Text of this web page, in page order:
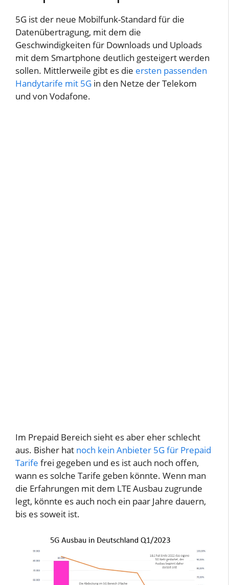
5G ist der neue Mobilfunk-Standard für die
Datenübertragung, mit dem die
Geschwindigkeiten für Downloads und Uploads
mit dem Smartphone deutlich gesteigert werden
sollen. Mittlerweile gibt es die ersten passenden
Handytarife mit 5G in den Netze der Telekom
und von Vodafone.
Im Prepaid Bereich sieht es aber eher schlecht
aus. Bisher hat noch kein Anbieter 5G für Prepaid
Tarife frei gegeben und es ist auch noch offen,
wann es solche Tarife geben könnte. Wenn man
die Erfahrungen mit dem LTE Ausbau zugrunde
legt, könnte es auch noch ein paar Jahre dauern,
bis es soweit ist.